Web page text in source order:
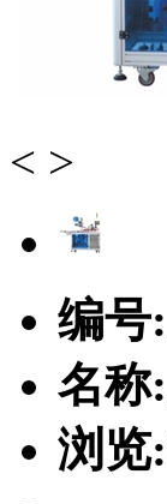
< >
编号:
名称:
浏览: